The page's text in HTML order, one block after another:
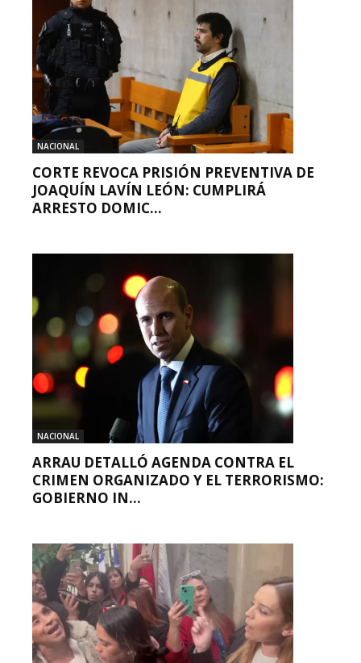
NACIONAL
CORTE REVOCA PRISIÓN PREVENTIVA DE
JOAQUÍN LAVÍN LEÓN: CUMPLIRÁ
ARRESTO DOMIC...
NACIONAL
ARRAU DETALLÓ AGENDA CONTRA EL
CRIMEN ORGANIZADO Y EL TERRORISMO:
GOBIERNO IN...